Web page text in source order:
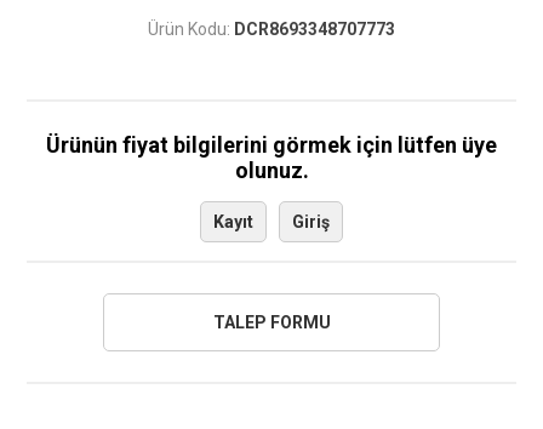
Ürün Kodu: DCR8693348707773
Ürünün fiyat bilgilerini görmek için lütfen üye
olunuz.
Kayıt Giriş